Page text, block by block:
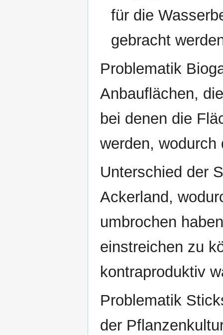
für die
gebracht
Problematik
Anbauflächen,
bei denen die
werden,
Unterschied der
Ackerland,
umbrochen
einstreichen zu
kontraproduktiv
Problematik
der